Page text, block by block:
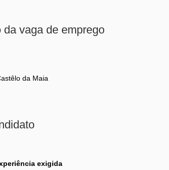
da vaga de emprego
da Maia
exigida